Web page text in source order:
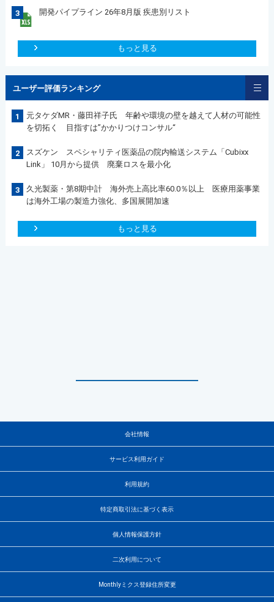
3 開発パイプライン 26年8月版 疾患別リスト
もっと見る
ユーザー評価ランキング
1
元タケダMR・藤田祥子氏 年齢や環境の壁を越えて人材の可能性
を切拓く 目指すは”かかりつけコンサル“
2
スズケン スペシャリティ医薬品の院内輸送システム「Cubixx
Link」 10月から提供 廃棄ロスを最小化
3
久光製薬・第8期中計 海外売上高比率60.0％以上 医療用薬事業
は海外工場の製造力強化、多国展開加速
もっと見る
会社情報
サービス利用ガイド
利用規約
特定商取引法に基づく表示
個人情報保護方針
二次利用について
Monthlyミクス登録住所変更